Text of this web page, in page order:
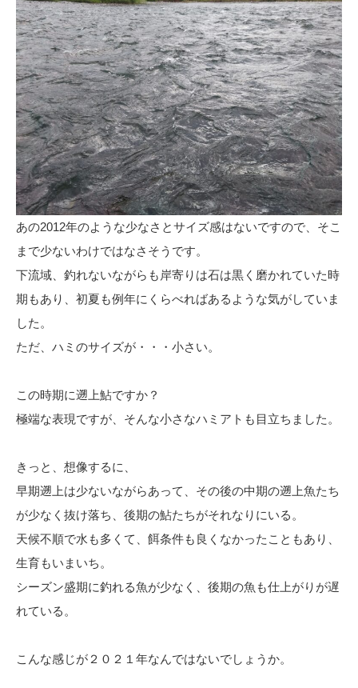
あの2012年のような少なさとサイズ感はないですので、そこ
まで少ないわけではなさそうです。
下流域、釣れないながらも岸寄りは石は黒く磨かれていた時
期もあり、初夏も例年にくらべればあるような気がしていま
した。
ただ、ハミのサイズが・・・小さい。
この時期に遡上鮎ですか？
極端な表現ですが、そんな小さなハミアトも目立ちました。
きっと、想像するに、
早期遡上は少ないながらあって、その後の中期の遡上魚たち
が少なく抜け落ち、後期の鮎たちがそれなりにいる。
天候不順で水も多くて、餌条件も良くなかったこともあり、
生育もいまいち。
シーズン盛期に釣れる魚が少なく、後期の魚も仕上がりが遅
れている。
こんな感じが２０２１年なんではないでしょうか。